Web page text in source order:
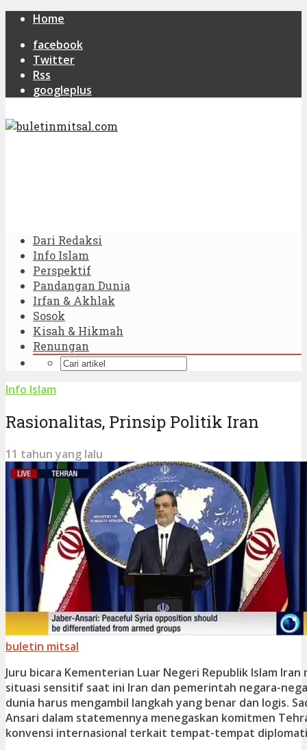
Home
facebook
Twitter
Rss
googleplus
Dari Redaksi
Info Islam
Perspektif
Pandangan Dunia
Irfan & Akhlak
Sosok
Kisah & Hikmah
Renungan
Info Islam
Rasionalitas, Prinsip Politik Iran
11 tahun yang lalu
buletin mitsal
Juru bicara Kementerian Luar Negeri Republik Islam Iran
situasi sensitif saat ini Iran dan pemerintah negara-
dunia harus mengambil langkah yang benar dan logis.
Ansari dalam statemennya menegaskan komitmen
konvensi internasional terkait tempat-tempat